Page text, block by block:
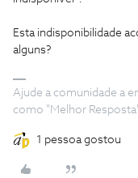
Esta indisponibilidade
alguns?
Ajude a comunidade a
como "Melhor
1 pessoa gostou